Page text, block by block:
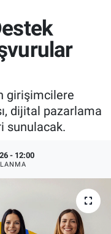
girişimcilere
dijital pazarlama
sunulacak.
- 12:00